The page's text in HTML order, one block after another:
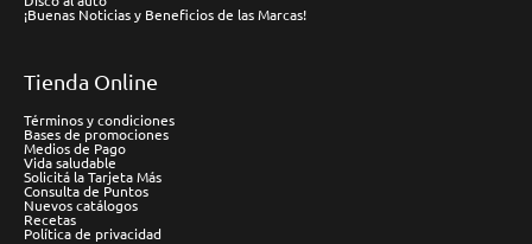
¡Buenas Noticias y Beneficios de las Marcas!
Tienda Online
Términos y condiciones
Bases de promociones
Medios de Pago
Vida saludable
Solicitá la Tarjeta Más
Consulta de Puntos
Nuevos catálogos
Recetas
Política de privacidad